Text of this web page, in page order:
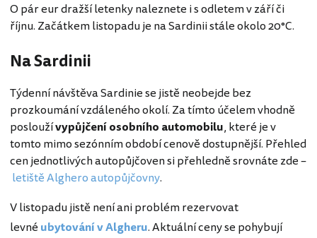
O pár eur dražší letenky naleznete i s odletem v září či
říjnu. Začátkem listopadu je na Sardinii stále okolo 20°C.
Na Sardinii
Týdenní návštěva Sardinie se jistě neobejde bez
prozkoumání vzdáleného okolí. Za tímto účelem vhodně
posloužívypůjčení osobního automobilu, které je v
tomto mimo sezónním období cenově dostupnější. Přehled
cen jednotlivých autopůjčoven si přehledně srovnáte zde –
letiště Alghero autopůjčovny.
V listopadu jistě není ani problém rezervovat
levné ubytování v Algheru. Aktuální ceny se pohybují